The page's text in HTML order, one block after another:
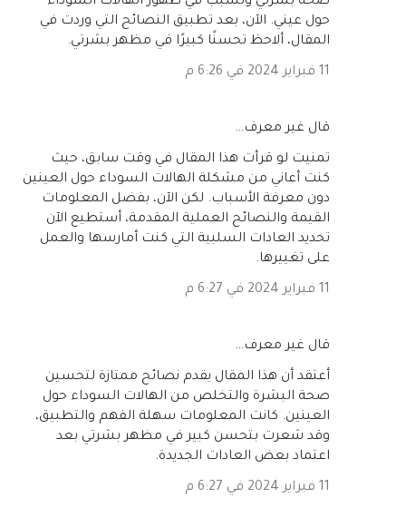
حول عيني. الآن، بعد تطبيق النصائح التي وردت في
المقال، ألاحظ تحسنًا كبيرًا في مظهر بشرتي.
11 فبراير 2024 في 6:26 م
‏قال غير معرف…
تمنيت لو قرأت هذا المقال في وقت سابق، حيث
كنت أعاني من مشكلة الهالات السوداء حول العينين
دون معرفة الأسباب. لكن الآن، بفضل المعلومات
القيمة والنصائح العملية المقدمة، أستطيع الآن
تحديد العادات السلبية التي كنت أمارسها والعمل
على تغييرها.
11 فبراير 2024 في 6:27 م
‏قال غير معرف…
أعتقد أن هذا المقال يقدم نصائح ممتازة لتحسين
صحة البشرة والتخلص من الهالات السوداء حول
العينين. كانت المعلومات سهلة الفهم والتطبيق،
وقد شعرت بتحسن كبير في مظهر بشرتي بعد
اعتماد بعض العادات الجديدة.
11 فبراير 2024 في 6:27 م